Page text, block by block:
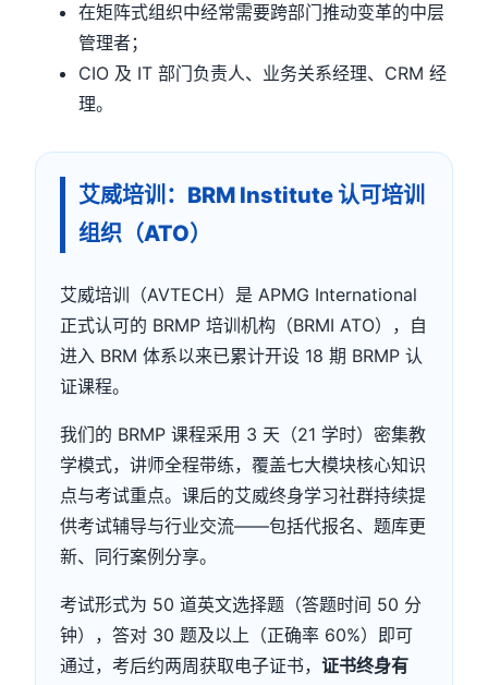
在矩阵式组织中经常需要跨部门推动变革的中层
管理者；
CIO 及 IT 部门负责人、业务关系经理、CRM 经
理。
艾威培训：BRM Institute 认可培训
组织（ATO）
艾威培训（AVTECH）是 APMG International
正式认可的 BRMP 培训机构（BRMI ATO），自
进入 BRM 体系以来已累计开设 18 期 BRMP 认
证课程。
我们的 BRMP 课程采用 3 天（21 学时）密集教
学模式，讲师全程带练，覆盖七大模块核心知识
点与考试重点。课后的艾威终身学习社群持续提
供考试辅导与行业交流——包括代报名、题库更
新、同行案例分享。
考试形式为 50 道英文选择题（答题时间 50 分
钟），答对 30 题及以上（正确率 60%）即可
通过，考后约两周获取电子证书，证书终身有